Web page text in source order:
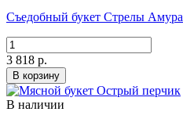
Съедобный букет Стрелы Амура
3 818 р.
В корзину
В наличии